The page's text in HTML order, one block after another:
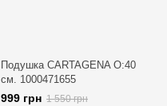
Подушка CARTAGENA O:40
см. 1000471655
999 грн 1 550 грн